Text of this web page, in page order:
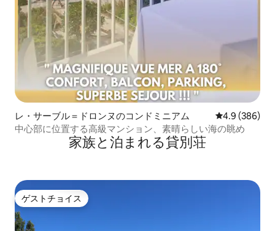
レ・サーブル＝ドロンヌのコンドミニアム レビュー386
4.9 (386)
中心部に位置する高級マンション、素晴らしい海の眺め
家族と泊まれる貸別荘
ゲストチョイス
ゲストチョイス